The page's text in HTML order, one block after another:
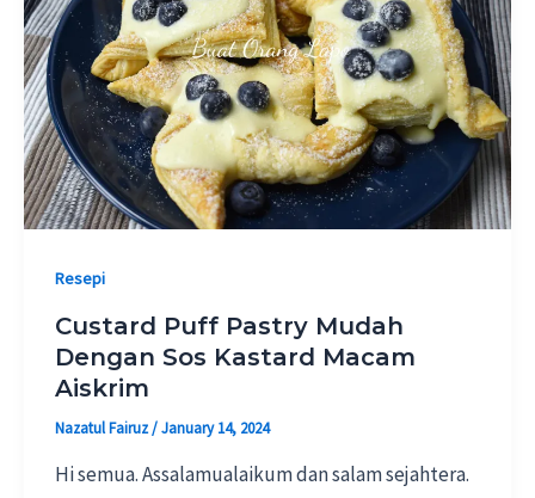
Resepi
Custard Puff Pastry Mudah
Dengan Sos Kastard Macam
Aiskrim
Nazatul Fairuz/January 14, 2024
Hi semua. Assalamualaikum dan salam sejahtera.